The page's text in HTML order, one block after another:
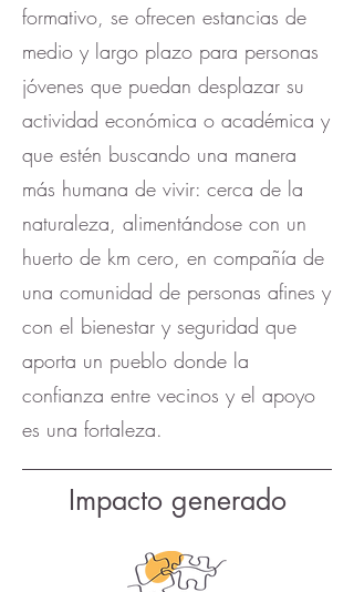
formativo, se ofrecen estancias de
medio y largo plazo para personas
jóvenes que puedan desplazar su
actividad económica o académica y
que estén buscando una manera
más humana de vivir: cerca de la
naturaleza, alimentándose con un
huerto de km cero, en compañía de
una comunidad de personas afines y
con el bienestar y seguridad que
aporta un pueblo donde la
confianza entre vecinos y el apoyo
es una fortaleza.
Impacto generado